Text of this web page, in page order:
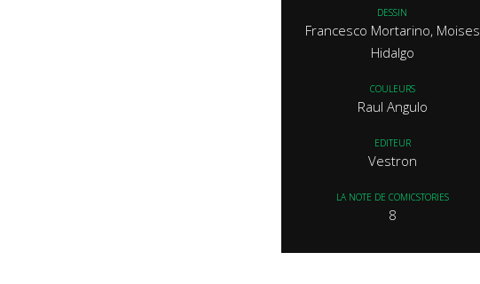
DESSIN
Francesco Mortarino, Moises
Hidalgo
COULEURS
Raul Angulo
EDITEUR
Vestron
LA NOTE DE COMICSTORIES
8